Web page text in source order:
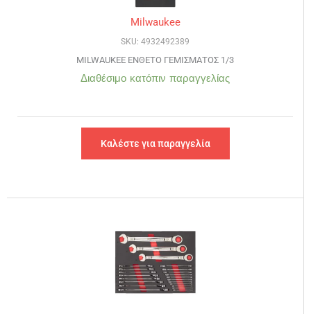
Milwaukee
SKU: 4932492389
MILWAUKEE ΕΝΘΕΤΟ ΓΕΜΙΣΜΑΤΟΣ 1/3
Διαθέσιμο κατόπιν παραγγελίας
Καλέστε για παραγγελία